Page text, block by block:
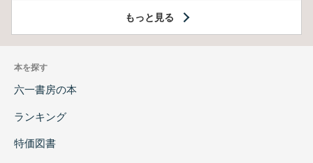
もっと見る
本を探す
六一書房の本
ランキング
特価図書